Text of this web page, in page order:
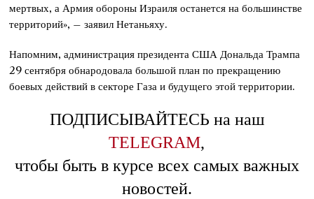
мертвых, а Армия обороны Израиля останется на большинстве
территорий», – заявил Нетаньяху.
Напомним, администрация президента США Дональда Трампа
29 сентября обнародовала большой план по прекращению
боевых действий в секторе Газа и будущего этой территории.
ПОДПИСЫВАЙТЕСЬ на наш
TELEGRAM,
чтобы быть в курсе всех самых важных
новостей.